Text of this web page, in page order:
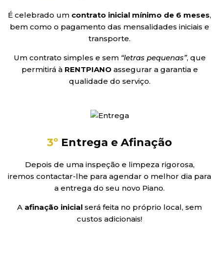
É celebrado um contrato inicial mínimo de 6 meses,
bem como o pagamento das mensalidades iniciais e
transporte.
Um contrato simples e sem “letras pequenas”, que
permitirá à RENTPIANOassegurar a garantia e
qualidade do serviço.
3º Entrega e Afinação
Depois de uma inspeção e limpeza rigorosa,
iremos contactar-lhe para agendar o melhor dia para
a entrega do seu novo Piano.
A afinação inicial será feita no próprio local, sem
custos adicionais!